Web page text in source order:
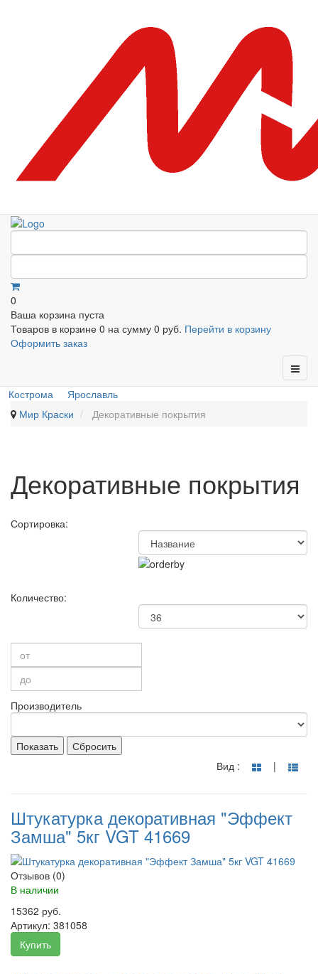
0
Ваша корзина пуста
Товаров в корзине 0 на сумму 0 руб. Перейти в корзину
Оформить заказ
Кострома
Ярославль
Мир Краски
Декоративные покрытия
Декоративные покрытия
Сортировка:
Количество:
Производитель
Показать
Сбросить
Вид :
|
Штукатурка декоративная "Эффект
Замша" 5кг VGT 41669
Отзывов (0)
В наличии
15362 руб.
Артикул: 381058
Купить